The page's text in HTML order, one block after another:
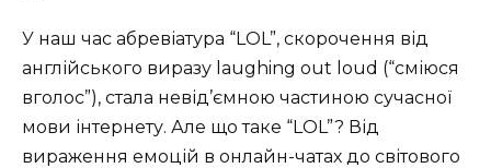
У наш час абревіатура “LOL”, скорочення від
англійського виразу laughing out loud (“сміюся
вголос”), стала невід’ємною частиною сучасної
мови інтернету. Але що таке “LOL”? Від
вираження емоцій в онлайн-чатах до світового